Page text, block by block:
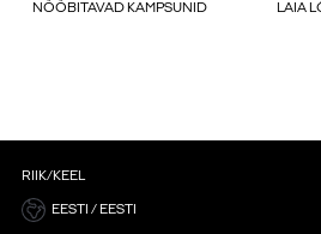
NÖÖBITAVAD KAMPSUNID LAIA
RIIK/KEEL
EESTI / EESTI